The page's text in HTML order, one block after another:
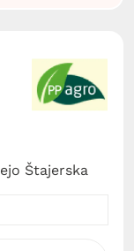
Štajerska